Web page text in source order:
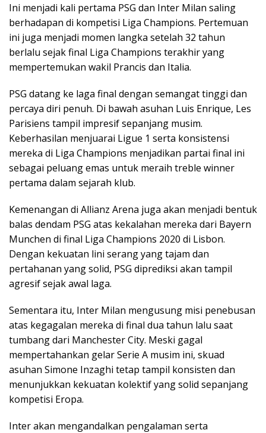
Ini menjadi kali pertama PSG dan Inter Milan saling
berhadapan di kompetisi Liga Champions. Pertemuan
ini juga menjadi momen langka setelah 32 tahun
berlalu sejak final Liga Champions terakhir yang
mempertemukan wakil Prancis dan Italia.
PSG datang ke laga final dengan semangat tinggi dan
percaya diri penuh. Di bawah asuhan Luis Enrique, Les
Parisiens tampil impresif sepanjang musim.
Keberhasilan menjuarai Ligue 1 serta konsistensi
mereka di Liga Champions menjadikan partai final ini
sebagai peluang emas untuk meraih treble winner
pertama dalam sejarah klub.
Kemenangan di Allianz Arena juga akan menjadi bentuk
balas dendam PSG atas kekalahan mereka dari Bayern
Munchen di final Liga Champions 2020 di Lisbon.
Dengan kekuatan lini serang yang tajam dan
pertahanan yang solid, PSG diprediksi akan tampil
agresif sejak awal laga.
Sementara itu, Inter Milan mengusung misi penebusan
atas kegagalan mereka di final dua tahun lalu saat
tumbang dari Manchester City. Meski gagal
mempertahankan gelar Serie A musim ini, skuad
asuhan Simone Inzaghi tetap tampil konsisten dan
menunjukkan kekuatan kolektif yang solid sepanjang
kompetisi Eropa.
Inter akan mengandalkan pengalaman serta